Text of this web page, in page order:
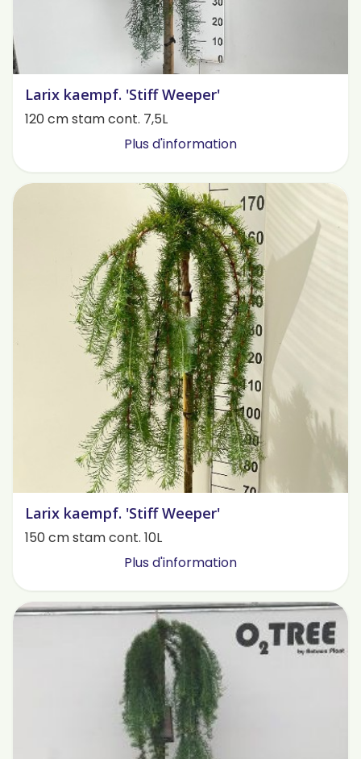
Larix kaempf. 'Stiff Weeper'
120 cm stam cont. 7,5L
Plus d'information
Larix kaempf. 'Stiff Weeper'
150 cm stam cont. 10L
Plus d'information